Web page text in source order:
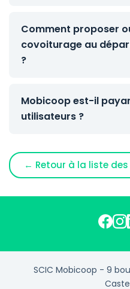
Comment proposer
covoiturage au
?
Mobicoop est-il
utilisateurs ?
← Retour à la liste
SCIC Mobicoop - 9